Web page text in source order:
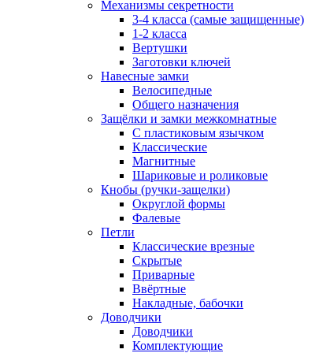
Механизмы секретности
3-4 класса (самые защищенные)
1-2 класса
Вертушки
Заготовки ключей
Навесные замки
Велосипедные
Общего назначения
Защёлки и замки межкомнатные
С пластиковым язычком
Классические
Магнитные
Шариковые и роликовые
Кнобы (ручки-защелки)
Округлой формы
Фалевые
Петли
Классические врезные
Скрытые
Приварные
Ввёртные
Накладные, бабочки
Доводчики
Доводчики
Комплектующие